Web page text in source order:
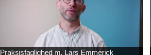
Praksisfaglighed m. Lars Emmerick